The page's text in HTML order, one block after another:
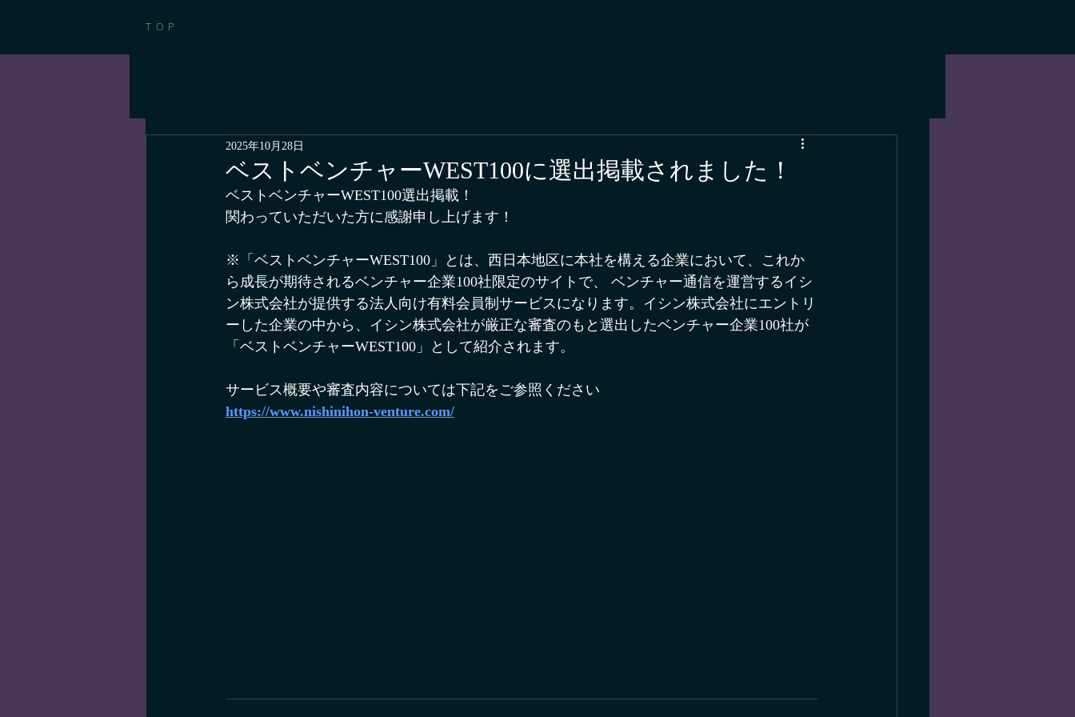
TOP
ベストベンチャーWEST100に選出掲載されました！
2025年10月28日
ベストベンチャーWEST100選出掲載！
関わっていただいた方に感謝申し上げます！
※「ベストベンチャーWEST100」とは、西日本地区に本社を構える企業において、これか
ら成長が期待されるベンチャー企業100社限定のサイトで、 ベンチャー通信を運営するイシ
ン株式会社が提供する法人向け有料会員制サービスになります。イシン株式会社にエントリ
ーした企業の中から、イシン株式会社が厳正な審査のもと選出したベンチャー企業100社が
「ベストベンチャーWEST100」として紹介されます。
サービス概要や審査内容については下記をご参照ください
https://www.nishinihon-venture.com/